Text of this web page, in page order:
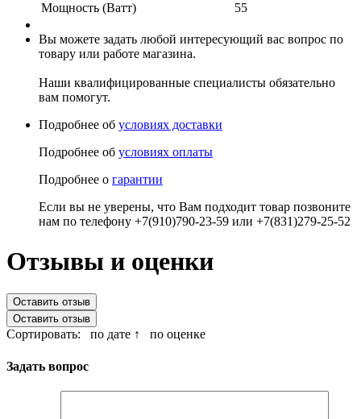
Мощность (Ватт)
55
Вы можете задать любой интересующий вас вопрос по
товару или работе магазина.
Наши квалифицированные специалисты обязательно
вам помогут.
Подробнее об условиях доставки
Подробнее об условиях оплаты
Подробнее о гарантии
Если вы не уверены, что Вам подходит товар позвоните
нам по телефону +7(910)790-23-59 или +7(831)279-25-52
Отзывы и оценки
Оставить отзыв
Оставить отзыв
Сортировать: по дате ↑ по оценке
Задать вопрос